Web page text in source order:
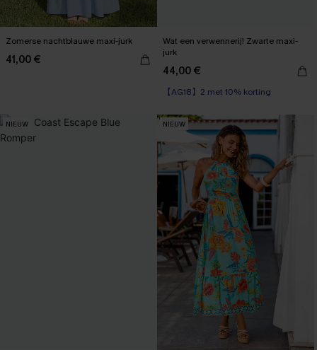
Zomerse nachtblauwe maxi-jurk
41,00 €
Wat een verwennerij! Zwarte maxi-
jurk
44,00 €
【AG18】2 met 10% korting
NIEUW NIEUW